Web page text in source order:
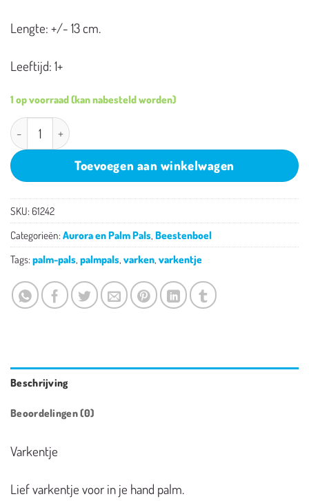
Lengte: +/- 13 cm.
Leeftijd: 1+
1 op voorraad (kan nabesteld worden)
Palm Pals Varkentje aantal
Toevoegen aan winkelwagen
SKU: 61242
Categorieën: Aurora en Palm Pals, Beestenboel
Tags: palm-pals, palmpals, varken, varkentje
Beschrijving
Beoordelingen (0)
Varkentje
Lief varkentje voor in je hand palm.